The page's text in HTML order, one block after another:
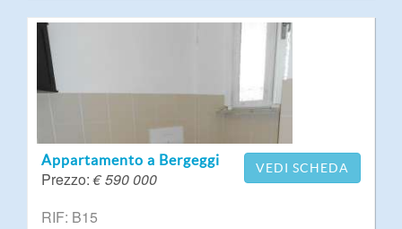
Appartamento a Bergeggi VEDI SCHEDA
Prezzo:€ 590 000
RIF: B15